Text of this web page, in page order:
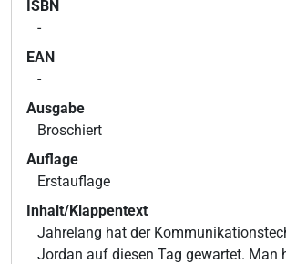
ISBN
-
EAN
-
Ausgabe
Broschiert
Auflage
Erstauflage
Inhalt/Klappentext
Jahrelang hat der
Jordan auf diesen Tag gewartet. Man